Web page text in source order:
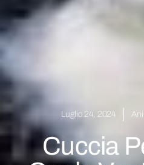
Luglio 24, 2024
Cuccia